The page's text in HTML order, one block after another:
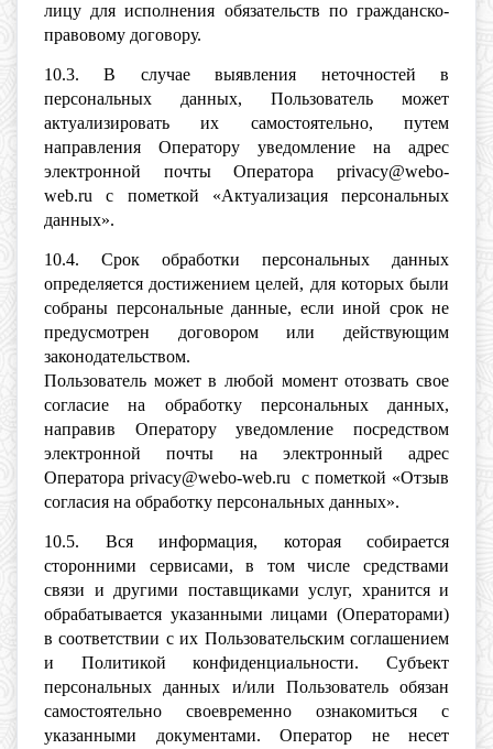
лицу для исполнения обязательств по гражданско-
правовому договору.
10.3. В случае выявления неточностей в
персональных данных, Пользователь может
актуализировать их самостоятельно, путем
направления Оператору уведомление на адрес
электронной почты Оператора privacy@webo-
web.ru с пометкой «Актуализация персональных
данных».
10.4. Срок обработки персональных данных
определяется достижением целей, для которых были
собраны персональные данные, если иной срок не
предусмотрен договором или действующим
законодательством.
Пользователь может в любой момент отозвать свое
согласие на обработку персональных данных,
направив Оператору уведомление посредством
электронной почты на электронный адрес
Оператора privacy@webo-web.ru с пометкой «Отзыв
согласия на обработку персональных данных».
10.5. Вся информация, которая собирается
сторонними сервисами, в том числе средствами
связи и другими поставщиками услуг, хранится и
обрабатывается указанными лицами (Операторами)
в соответствии с их Пользовательским соглашением
и Политикой конфиденциальности. Субъект
персональных данных и/или Пользователь обязан
самостоятельно своевременно ознакомиться с
указанными документами. Оператор не несет